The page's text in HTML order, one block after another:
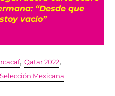
“Desde que
vacío”
,Qatar 2022,
Selección Mexicana